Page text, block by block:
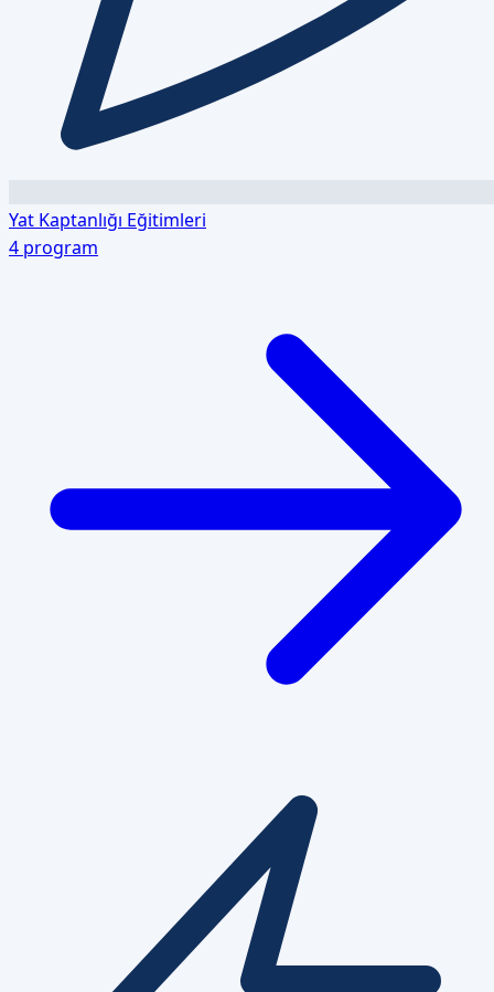
Yat Kaptanlığı Eğitimleri
4 program